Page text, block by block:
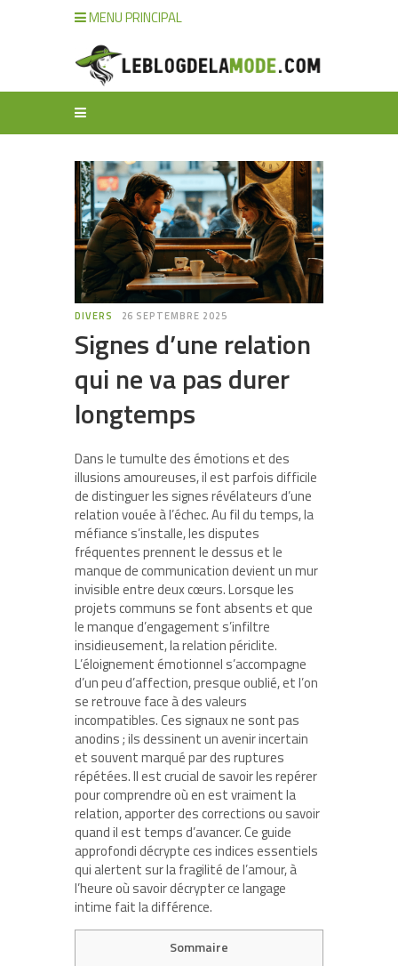
MENU PRINCIPAL
DIVERS 26 SEPTEMBRE 2025
Signes d’une relation
qui ne va pas durer
longtemps
Dans le tumulte des émotions et des
illusions amoureuses, il est parfois difficile
de distinguer les signes révélateurs d’une
relation vouée à l’échec. Au fil du temps, la
méfiance s’installe, les disputes
fréquentes prennent le dessus et le
manque de communication devient un mur
invisible entre deux cœurs. Lorsque les
projets communs se font absents et que
le manque d’engagement s’infiltre
insidieusement, la relation périclite.
L’éloignement émotionnel s’accompagne
d’un peu d’affection, presque oublié, et l’on
se retrouve face à des valeurs
incompatibles. Ces signaux ne sont pas
anodins ; ils dessinent un avenir incertain
et souvent marqué par des ruptures
répétées. Il est crucial de savoir les repérer
pour comprendre où en est vraiment la
relation, apporter des corrections ou savoir
quand il est temps d’avancer. Ce guide
approfondi décrypte ces indices essentiels
qui alertent sur la fragilité de l’amour, à
l’heure où savoir décrypter ce langage
intime fait la différence.
Sommaire